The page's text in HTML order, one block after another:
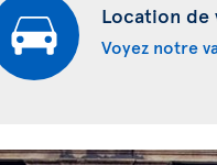
Location de
Voyez notre